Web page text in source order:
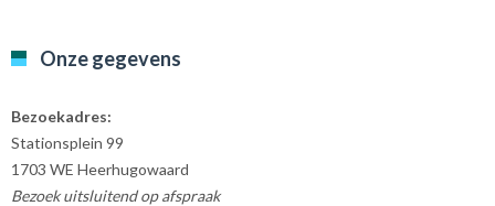
Onze gegevens
Bezoekadres:
Stationsplein 99
1703 WE Heerhugowaard
Bezoek uitsluitend op afspraak